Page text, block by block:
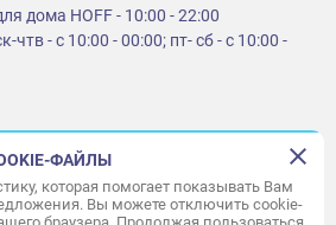
дома HOFF - 10:00 - 22:00
чтв - с 10:00 - 00:00; пт- сб - с 10:00 -
ФАЙЛЫ
которая помогает показывать Вам
Вы можете отключить cookie-